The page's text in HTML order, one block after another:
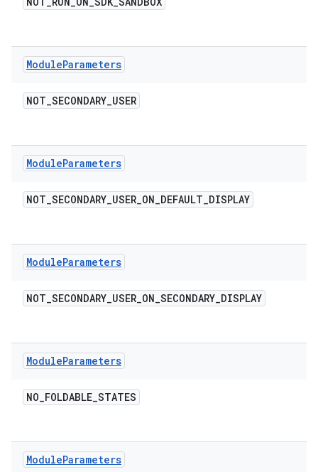
ModuleParameters
NOT_SECONDARY_USER
ModuleParameters
NOT_SECONDARY_USER_ON_DEFAULT_DISPLAY
ModuleParameters
NOT_SECONDARY_USER_ON_SECONDARY_DISPLAY
ModuleParameters
NO_FOLDABLE_STATES
ModuleParameters